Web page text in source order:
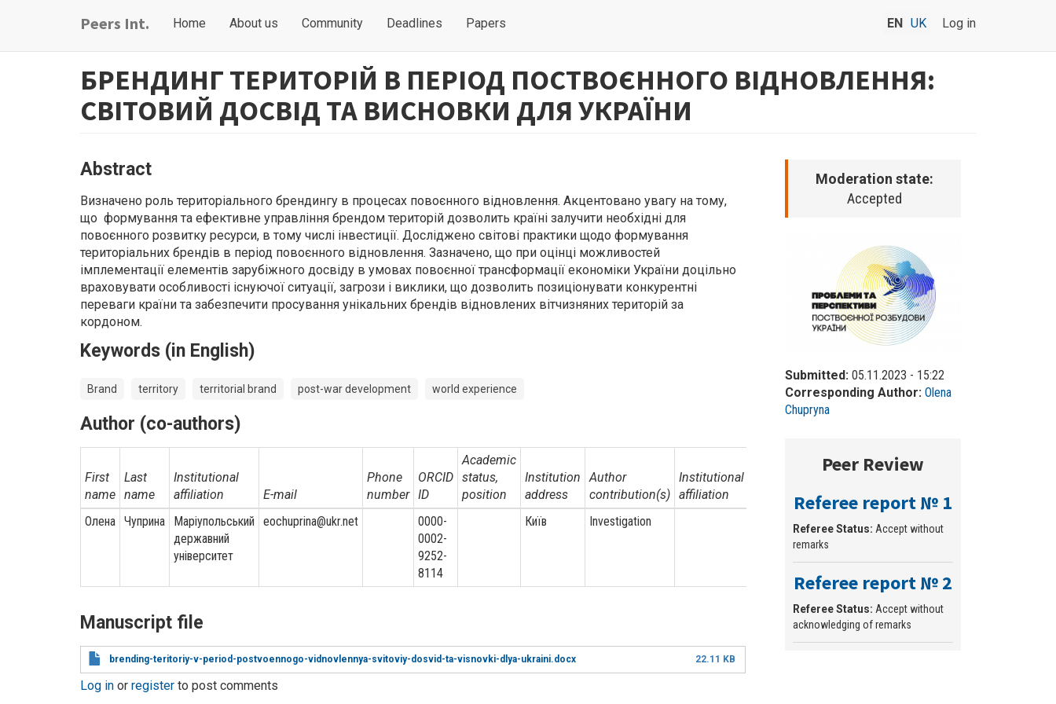
Peers Int.
Main
Home About us Community Deadlines Papers
User
menu
Log in
EN UK
БРЕНДИНГ ТЕРИТОРІЙ В ПЕРІОД ПОСТВОЄННОГО ВІДНОВЛЕННЯ:
СВІТОВИЙ ДОСВІД ТА ВИСНОВКИ ДЛЯ УКРАЇНИ
Abstract
Визначено роль територіального брендингу в процесах повоєнного відновлення. Акцентовано увагу на тому,
що формування та ефективне управління брендом територій дозволить країні залучити необхідні для
повоєнного розвитку ресурси, в тому числі інвестиції. Досліджено світові практики щодо формування
територіальних брендів в період повоєнного відновлення. Зазначено, що при оцінці можливостей
імплементації елементів зарубіжного досвіду в умовах повоєнної трансформації економіки України доцільно
враховувати особливості існуючої ситуації, загрози і виклики, що дозволить позиціонувати конкурентні
переваги країни та забезпечити просування унікальних брендів відновлених вітчизняних територій за
кордоном.
Keywords (in English)
Brand territory territorial brand post-war development world experience
Author (co-authors)
First
name
Last
name
Institutional
affiliation
E-mail
Phone
number
ORCID
ID
Academic
status,
position
Institution
address
Author
contribution(s)
Institutional
affiliation
Олена Чуприна
Маріупольський
державний
університет
eochuprina@ukr.net
0000-
0002-
9252-
8114
Київ Investigation
Manuscript file
brending-teritoriy-v-period-postvoennogo-vidnovlennya-svitoviy-dosvid-ta-visnovki-dlya-ukraini.docx 22.11 KB
Log in or register to post comments
Moderation state:
Accepted
Submitted: 05.11.2023 - 15:22
Corresponding Author: Olena
Chupryna
Peer Review
Referee report № 1
Referee Status: Accept without
remarks
Referee report № 2
Referee Status: Accept without
acknowledging of remarks